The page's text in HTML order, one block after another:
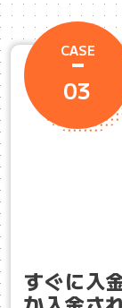
CASE
03
すぐに入